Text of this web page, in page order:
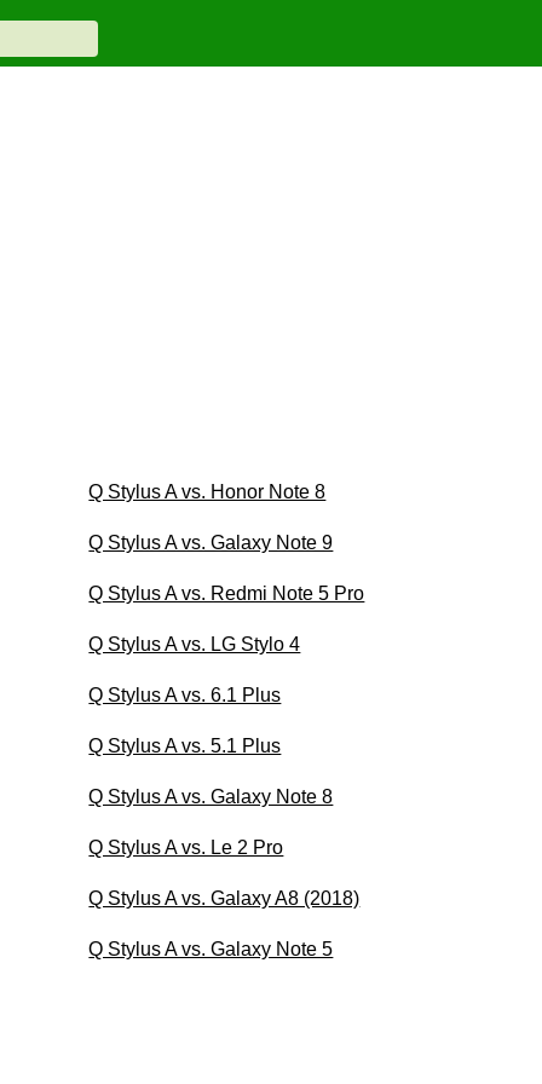
Q Stylus A vs. Honor Note 8
Q Stylus A vs. Galaxy Note 9
Q Stylus A vs. Redmi Note 5 Pro
Q Stylus A vs. LG Stylo 4
Q Stylus A vs. 6.1 Plus
Q Stylus A vs. 5.1 Plus
Q Stylus A vs. Galaxy Note 8
Q Stylus A vs. Le 2 Pro
Q Stylus A vs. Galaxy A8 (2018)
Q Stylus A vs. Galaxy Note 5